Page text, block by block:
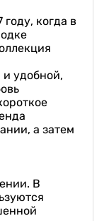
когда в
удобной,
а затем
В